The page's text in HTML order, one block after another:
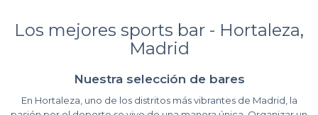
Los mejores sports bar - Hortaleza,
Madrid
Nuestra selección de bares
En Hortaleza, uno de los distritos más vibrantes de Madrid, la